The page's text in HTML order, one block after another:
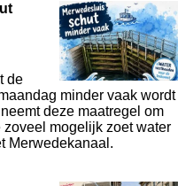
de
minder vaak wordt
deze maatregel om
mogelijk zoet water
Merwedekanaal.